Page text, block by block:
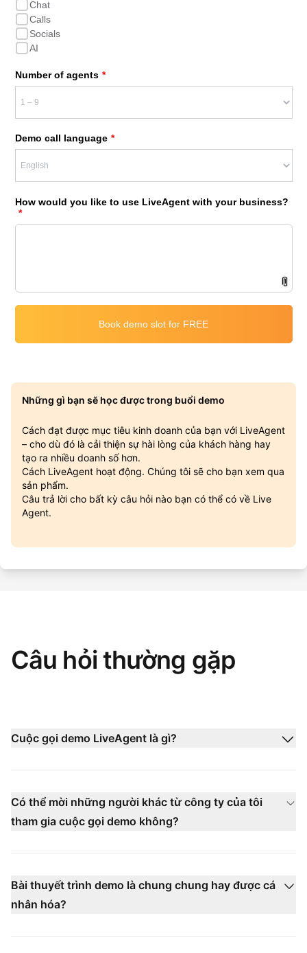
Những gì bạn sẽ học được trong buổi demo
Cách đạt được mục tiêu kinh doanh của bạn với LiveAgent
– cho dù đó là cải thiện sự hài lòng của khách hàng hay
tạo ra nhiều doanh số hơn.
Cách LiveAgent hoạt động. Chúng tôi sẽ cho bạn xem qua
sản phẩm.
Câu trả lời cho bất kỳ câu hỏi nào bạn có thể có về Live
Agent.
Câu hỏi thường gặp
Cuộc gọi demo LiveAgent là gì?
Có thể mời những người khác từ công ty của tôi
tham gia cuộc gọi demo không?
Bài thuyết trình demo là chung chung hay được cá
nhân hóa?